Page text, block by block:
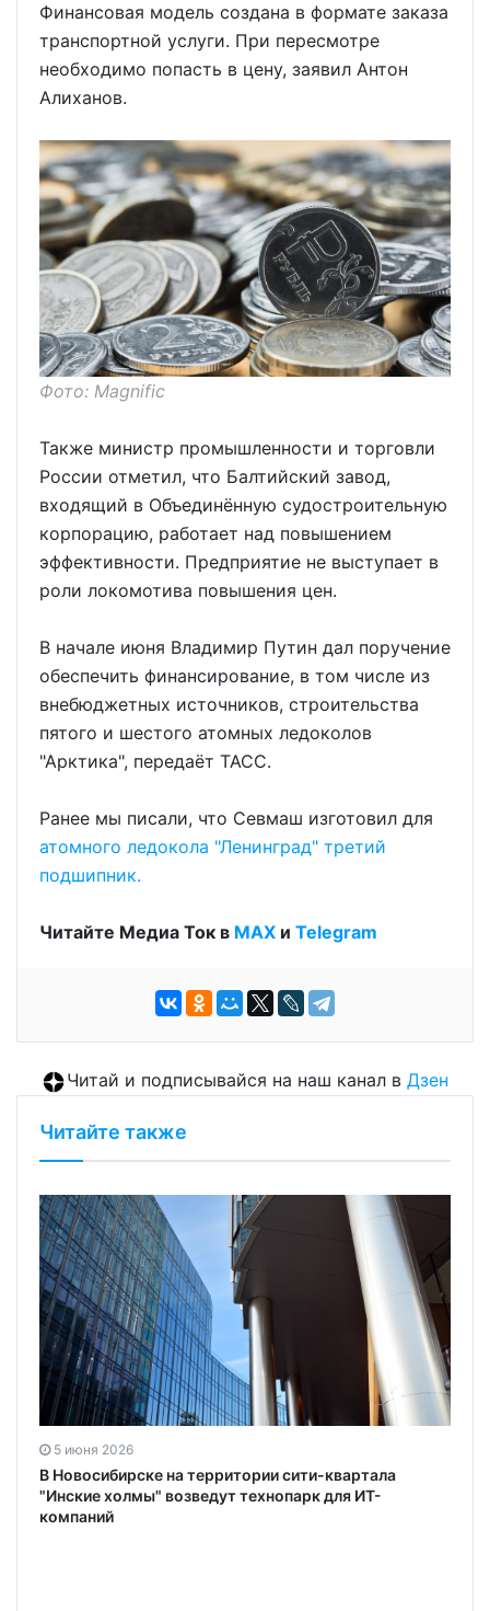
Финансовая модель создана в формате заказа
транспортной услуги. При пересмотре
необходимо попасть в цену, заявил Антон
Алиханов.
Фото: Magnific
Также министр промышленности и торговли
России отметил, что Балтийский завод,
входящий в Объединённую судостроительную
корпорацию, работает над повышением
эффективности. Предприятие не выступает в
роли локомотива повышения цен.
В начале июня Владимир Путин дал поручение
обеспечить финансирование, в том числе из
внебюджетных источников, строительства
пятого и шестого атомных ледоколов
"Арктика", передаёт ТАСС.
Ранее мы писали, что Севмаш изготовил для
атомного ледокола "Ленинград" третий
подшипник.
Читайте Медиа Ток в МАХ и Telegram
Читай и подписывайся на наш канал в Дзен
Читайте также
5 июня 2026
В Новосибирске на территории сити-квартала
"Инские холмы" возведут технопарк для ИТ-
компаний